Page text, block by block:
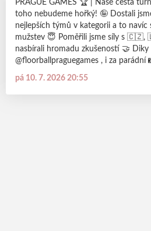
PRAGUE GAMES 🏆 | Naše cesta
toho nebudeme hořký! 🤪 Dostali jsme se mezi šestnáct
nejlepších týmů v kategorii a to navíc
mužstev 😇 Poměřili jsme síly s
nasbírali hromadu zkušeností 🤝 Diky moc
@floorballpraguegames , i za
😎 ODDANOST | BOJOVNOST | RESPEKT | VÍTĚZSTVÍ
#dracisila #probudvsobedraka
pá 10. 7. 2026 20:55